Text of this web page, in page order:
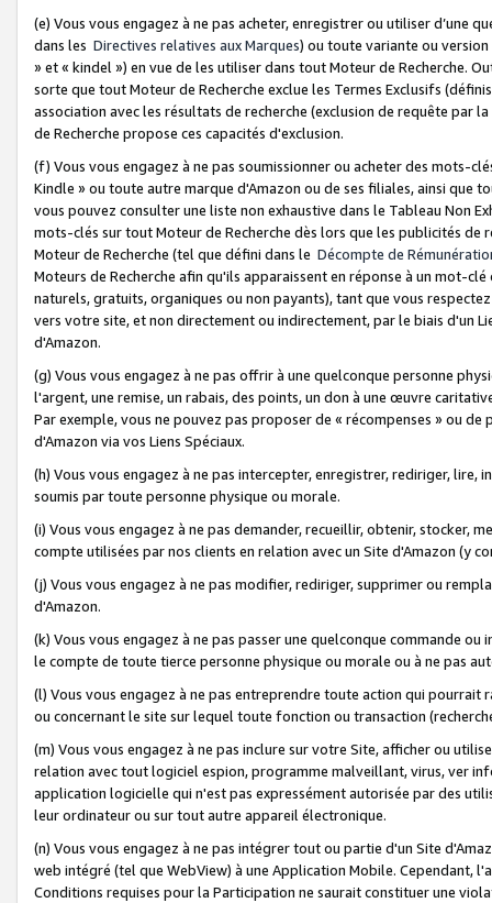
(e) Vous vous engagez à ne pas acheter, enregistrer ou utiliser d’une
dans les Directives relatives aux Marques) ou toute variante ou
» et « kindel ») en vue de les utiliser dans tout Moteur de Recherche.
sorte que tout Moteur de Recherche exclue les Termes Exclusifs
association avec les résultats de recherche (exclusion de requête
de Recherche propose ces capacités d'exclusion.
(f) Vous vous engagez à ne pas soumissionner ou acheter des mots-
Kindle » ou toute autre marque d'Amazon ou de ses filiales, ainsi que
vous pouvez consulter une liste non exhaustive dans le Tableau Non
mots-clés sur tout Moteur de Recherche dès lors que les publicités de
Moteur de Recherche (tel que défini dans le Décompte de
Moteurs de Recherche afin qu'ils apparaissent en réponse à un mot-
naturels, gratuits, organiques ou non payants), tant que vous
vers votre site, et non directement ou indirectement, par le biais d'un
d'Amazon.
(g) Vous vous engagez à ne pas offrir à une quelconque personne
l'argent, une remise, un rabais, des points, un don à une œuvre
Par exemple, vous ne pouvez pas proposer de « récompenses » ou
d'Amazon via vos Liens Spéciaux.
(h) Vous vous engagez à ne pas intercepter, enregistrer, rediriger,
soumis par toute personne physique ou morale.
(i) Vous vous engagez à ne pas demander, recueillir, obtenir, stocker,
compte utilisées par nos clients en relation avec un Site d'Amazon (y
(j) Vous vous engagez à ne pas modifier, rediriger, supprimer ou
d'Amazon.
(k) Vous vous engagez à ne pas passer une quelconque commande
le compte de toute tierce personne physique ou morale ou à ne pas
(l) Vous vous engagez à ne pas entreprendre toute action qui
ou concernant le site sur lequel toute fonction ou transaction
(m) Vous vous engagez à ne pas inclure sur votre Site, afficher ou
relation avec tout logiciel espion, programme malveillant, virus, ver
application logicielle qui n'est pas expressément autorisée par des
leur ordinateur ou sur tout autre appareil électronique.
(n) Vous vous engagez à ne pas intégrer tout ou partie d'un Site
web intégré (tel que WebView) à une Application Mobile. Cependant,
Conditions requises pour la Participation ne saurait constituer une